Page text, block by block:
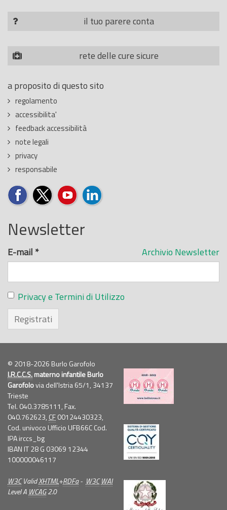
il tuo parere conta
rete delle cure sicure
a proposito di questo sito
regolamento
accessibilita'
feedback accessibilità
note legali
privacy
responsabile
Newsletter
Archivio Newsletter
E-mail *
Privacy e Termini di Utilizzo
Registrati
© 2018-2026 Burlo Garofolo
I.R.C.C.S.materno infantile Burlo
Garofolovia dell'Istria 65/1, 34137
Trieste
Tel. 040.3785111, Fax.
040.762623, CF00124430323,
Cod. univoco Ufficio UFB66C Cod.
IPA irccs_bg
IBAN IT 28 G 03069 12344
100000046117
W3CValidXHTML+RDFa- W3C WAI
Level A WCAG2.0